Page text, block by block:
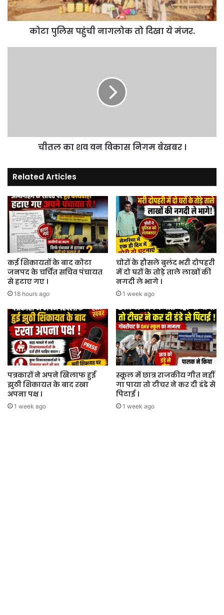
मंजर.
कोटा पुलिस पहुंची नागलोक तो दिखा ये मंजर.
चीतल का शव वन विकास निगम बेखबर ।
Related Articles
कई शिकायतों के बाद कोटा
जनपद के चर्चित सचिव पंचायत
से हटाए गए ।
18 hours ago
चोरों के हौसले बुलंद भरी दोपहरी
में दो घरों के तोड़े ताले लाखों की
नगदी ले भागे ।
1 week ago
पत्रकारों ने अपने खिलाफ हुई
झुठी शिकायत के बाद रखा
अपना पक्ष ।
1 week ago
स्कूल में छात्र राजकीय गीत नहीं
गा पाया तो टीचर ने कर दी डंडे से
पिटाई ।
1 week ago